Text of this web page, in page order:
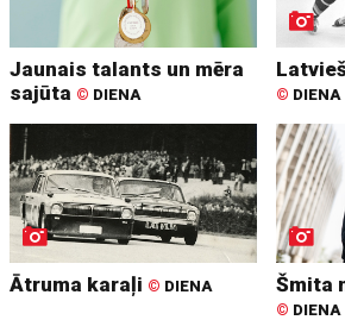
Jaunais talants un mēra
sajūta © DIENA © DIENA
Ātruma karaļi © DIENA Šmita
© DIENA